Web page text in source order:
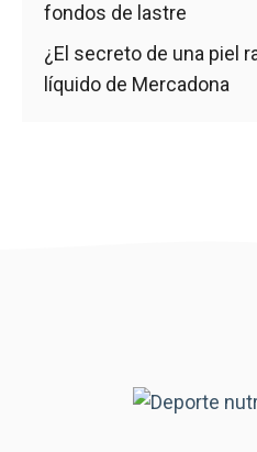
fondos de lastre
¿El secreto de una piel
líquido de Mercadona